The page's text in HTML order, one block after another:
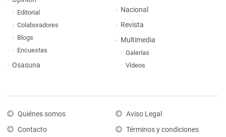
Editorial
Colaboradores
Blogs
Encuestas
Osasuna
Nacional
Revista
Multimedia
Galerías
Vídeos
Quiénes somos
Contacto
Aviso Legal
Términos y condiciones